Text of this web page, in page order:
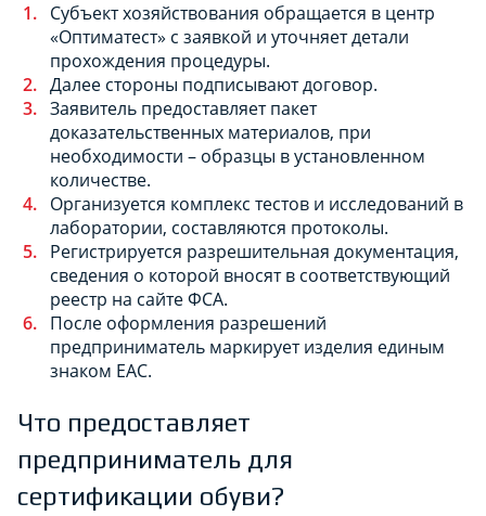
Субъект хозяйствования обращается в центр
«Оптиматест» с заявкой и уточняет детали
прохождения процедуры.
Далее стороны подписывают договор.
Заявитель предоставляет пакет
доказательственных материалов, при
необходимости – образцы в установленном
количестве.
Организуется комплекс тестов и исследований в
лаборатории, составляются протоколы.
Регистрируется разрешительная документация,
сведения о которой вносят в соответствующий
реестр на сайте ФСА.
После оформления разрешений
предприниматель маркирует изделия единым
знаком ЕАС.
Что предоставляет
предприниматель для
сертификации обуви?